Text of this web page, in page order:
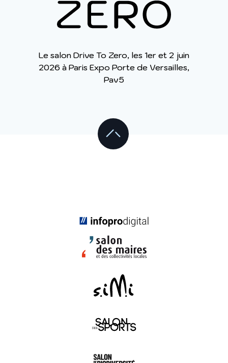
Le salon Drive To Zero, les 1er et 2 juin
2026 à Paris Expo Porte de Versailles,
Pav5